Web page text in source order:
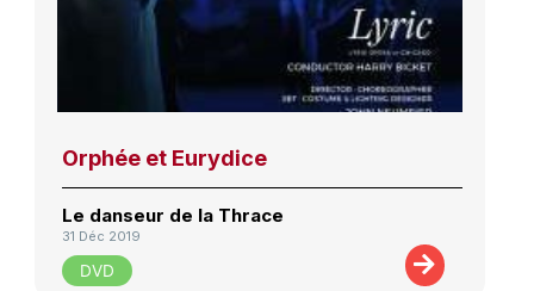
Orphée et Eurydice
Le danseur de la Thrace
31 Déc 2019
DVD